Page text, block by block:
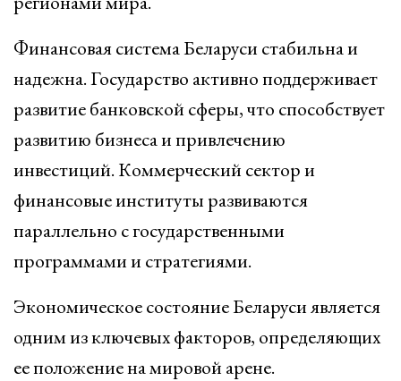
Финансовая система Беларуси стабильна и
надежна. Государство активно поддерживает
развитие банковской сферы, что способствует
развитию бизнеса и привлечению
инвестиций. Коммерческий сектор и
финансовые институты развиваются
параллельно с государственными
программами и стратегиями.
Экономическое состояние Беларуси является
одним из ключевых факторов, определяющих
ее положение на мировой арене.